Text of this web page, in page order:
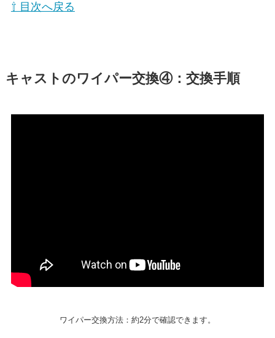
⇧ 目次へ戻る
キャスト のワイパー交換④：交換手順
ワイパー交換方法：約2分で確認できます。